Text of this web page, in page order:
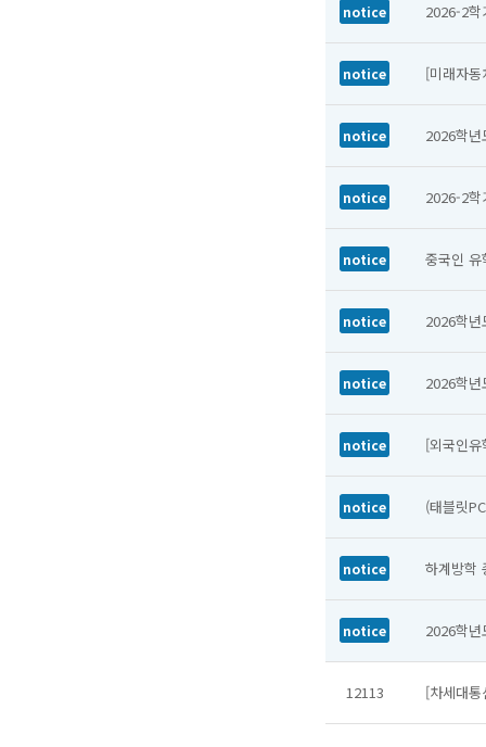
notice 2026-2학
notice [미래자
notice 2026학
notice 2026-2학
notice 중국인
notice 2026학
notice 2026학
notice [외국인
notice (태블릿
notice 하계방학
notice 2026학
12113 [차세대